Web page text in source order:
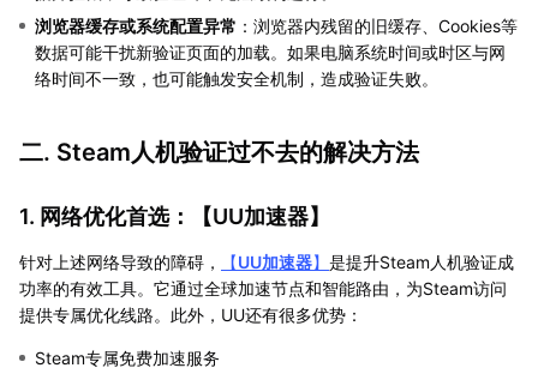
浏览器缓存或系统配置异常 ：浏览器内残留的旧缓存、Cookies等
数据可能干扰新验证页面的加载。如果电脑系统时间或时区与网
络时间不一致，也可能触发安全机制，造成验证失败。
二. Steam人机验证过不去的解决方法
1. 网络优化首选：【UU加速器】
针对上述网络导致的障碍， 【UU加速器】 是提升Steam人机验证成
功率的有效工具。它通过全球加速节点和智能路由，为Steam访问
提供专属优化线路。此外，UU还有很多优势：
Steam专属免费加速服务